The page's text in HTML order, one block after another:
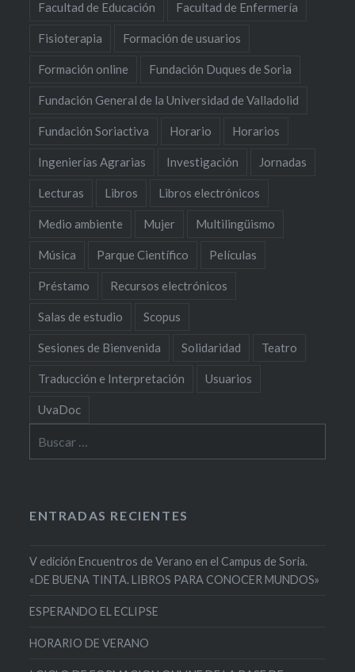
Facultad de Educación Facultad de Enfermería
Fisioterapia Formación de usuarios
Formación online Fundación Duques de Soria
Fundación General de la Universidad de Valladolid
Fundación Soriactiva Horario Horarios
Ingenierías Agrarias Investigación Jornadas
Lecturas Libros Libros electrónicos
Medio ambiente Mujer Multilingüismo
Música Parque Científico Películas
Préstamo Recursos electrónicos
Salas de estudio Scopus
Sesiones de Bienvenida Solidaridad Teatro
Traducción e Interpretación Usuarios
UvaDoc
ENTRADAS RECIENTES
V edición Encuentros de Verano en el Campus de Soria.
«DE BUENA TINTA. LIBROS PARA CONOCER MUNDOS»
ESPERANDO EL ECLIPSE
HORARIO DE VERANO